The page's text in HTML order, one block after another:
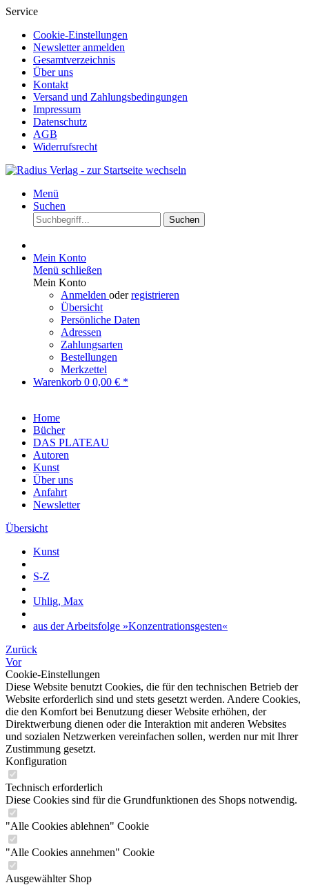
Service
Cookie-Einstellungen
Newsletter anmelden
Gesamtverzeichnis
Über uns
Kontakt
Versand und Zahlungsbedingungen
Impressum
Datenschutz
AGB
Widerrufsrecht
Menü
Suchen
Suchen
Mein Konto
Menü schließen
Mein Konto
Anmelden oderregistrieren
Übersicht
Persönliche Daten
Adressen
Zahlungsarten
Bestellungen
Merkzettel
Warenkorb 0 0,00 € *
Home
Bücher
DAS PLATEAU
Autoren
Kunst
Über uns
Anfahrt
Newsletter
Übersicht
Kunst
S-Z
Uhlig, Max
aus der Arbeitsfolge »Konzentrationsgesten«
Zurück
Vor
Cookie-Einstellungen
Diese Website benutzt Cookies, die für den technischen Betrieb der
Website erforderlich sind und stets gesetzt werden. Andere Cookies,
die den Komfort bei Benutzung dieser Website erhöhen, der
Direktwerbung dienen oder die Interaktion mit anderen Websites
und sozialen Netzwerken vereinfachen sollen, werden nur mit Ihrer
Zustimmung gesetzt.
Konfiguration
Technisch erforderlich
Diese Cookies sind für die Grundfunktionen des Shops notwendig.
"Alle Cookies ablehnen" Cookie
"Alle Cookies annehmen" Cookie
Ausgewählter Shop